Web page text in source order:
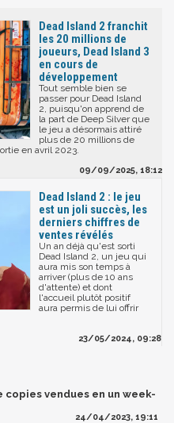
Dead Island 2 franchit
les 20 millions de
joueurs, Dead Island 3
en cours de
développement
Tout semble bien se
passer pour Dead Island
2, puisqu'on apprend de
la part de Deep Silver que
le jeu a désormais attiré
plus de 20 millions de
en avril 2023.
09/09/2025, 18:12
Dead Island 2 : le jeu
est un joli succès, les
derniers chiffres de
ventes révélés
Un an déjà qu'est sorti
Dead Island 2, un jeu qui
aura mis son temps à
arriver (plus de 10 ans
d'attente) et dont
l'accueil plutôt positif
aura permis de lui offrir
23/05/2024, 09:28
copies vendues en un week-
24/04/2023, 19:11